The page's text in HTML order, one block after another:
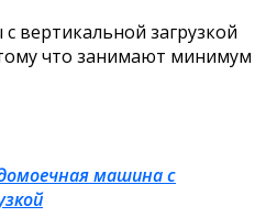
вертикальной загрузкой
что занимают минимум
машина с